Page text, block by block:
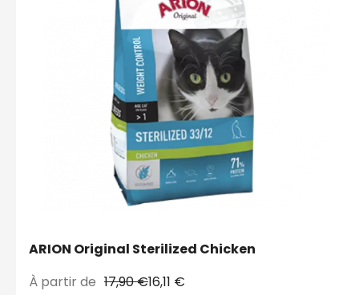
ARION Original Sterilized Chicken
À partir de 17,90 €16,11 €